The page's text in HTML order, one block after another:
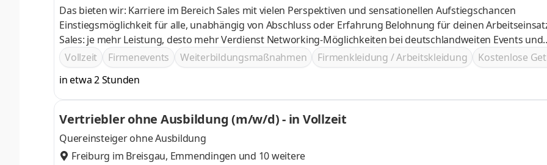
Das bieten wir: Karriere im Bereich Sales mit vielen Perspektiven und sensationellen Aufstiegschancen
Einstiegsmöglichkeit für alle, unabhängig von Abschluss oder Erfahrung Belohnung für deinen Arbeitseinsatz im
Sales: je mehr Leistung, desto mehr Verdienst Networking-Möglichkeiten bei deutschlandweiten Events und
spannenden Incentive-Reisen Möglichkeit zur Vertiefung des Wissens durch E-Learning-Kurse, Schulungen und
Workshops
Vollzeit Firmenevents Weiterbildungsmaßnahmen Firmenkleidung / Arbeitskleidung Kostenlose
in etwa 2 Stunden
Vertriebler ohne Ausbildung (m/w/d) - in Vollzeit
Quereinsteiger ohne Ausbildung
Freiburg im Breisgau, Emmendingen und 10 weitere